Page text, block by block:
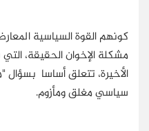
كونهم القوة السياسية
مشكلة الإخوان الحقيقة،
الأخيرة، تتعلق أساسا
سياسي مغلق ومأزوم.